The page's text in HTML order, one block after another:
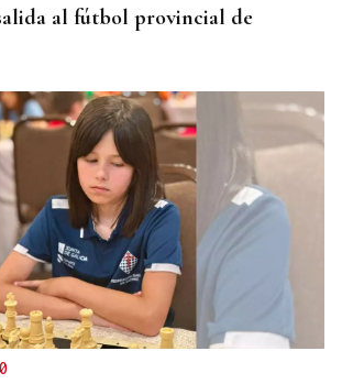
al fútbol provincial de